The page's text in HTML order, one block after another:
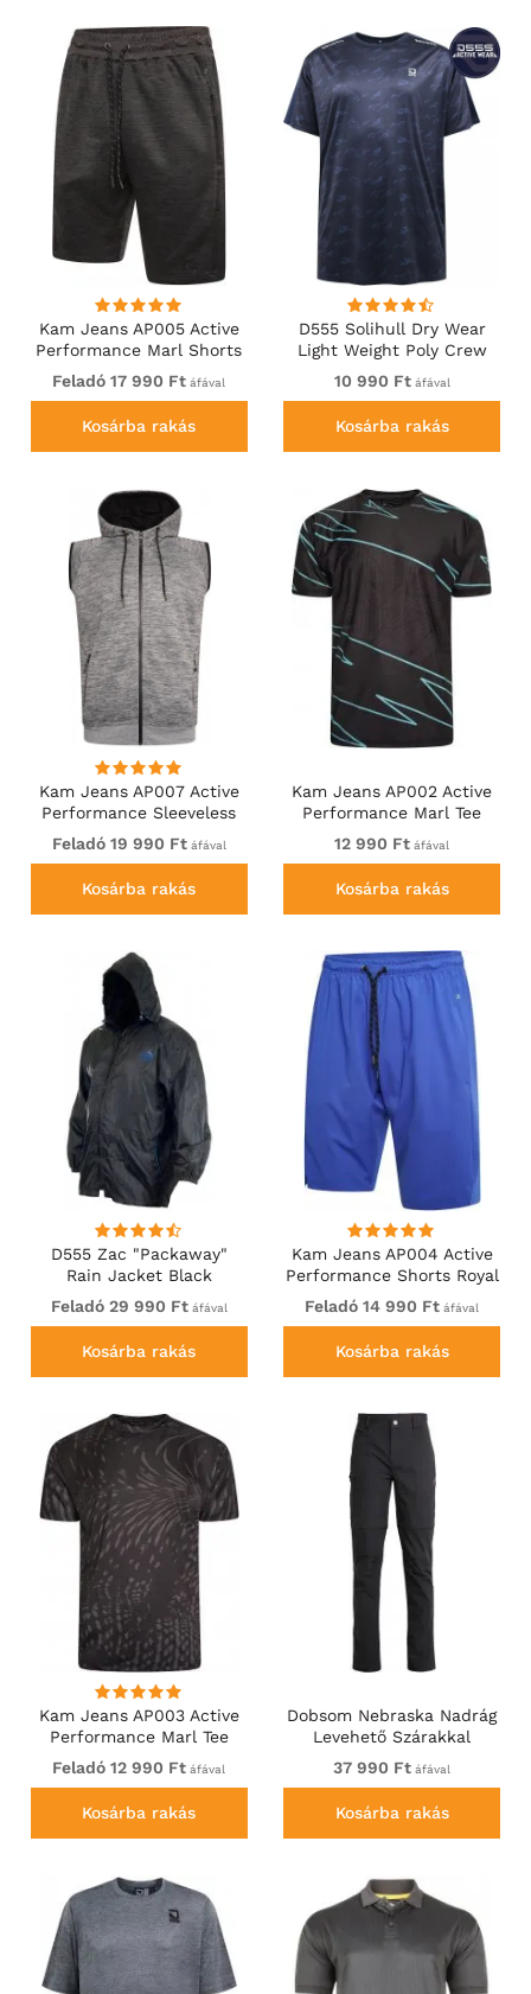
Kam Jeans AP005 Active
Performance Marl Shorts
Charcoal
Feladó 17 990 Ft áfával
Kosárba rakás
D555 Solihull Dry Wear
Light Weight Poly Crew
Neck T-Shirt Navy
10 990 Ftáfával
Kosárba rakás
Kam Jeans AP007 Active
Performance Sleeveless
Hoody Grey
Feladó 19 990 Ftáfával
Kosárba rakás
Kam Jeans AP002 Active
Performance Marl Tee
Black
12 990 Ft áfával
Kosárba rakás
D555 Zac "Packaway"
Rain Jacket Black
Feladó 29 990 Ftáfával
Kosárba rakás
Kam Jeans AP004 Active
Performance Shorts Royal
Blue
Feladó 14 990 Ft áfával
Kosárba rakás
Kam Jeans AP003 Active
Performance Marl Tee
Black
Feladó 12 990 Ft áfával
Kosárba rakás
Dobsom Nebraska Nadrág
Levehető Szárakkal
Fekete
37 990 Ft áfával
Kosárba rakás